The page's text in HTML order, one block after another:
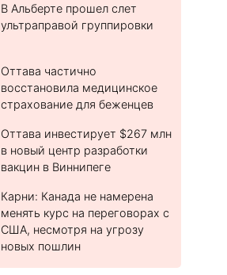
В Альберте прошел слет
ультраправой группировки
Оттава частично
восстановила медицинское
страхование для беженцев
Оттава инвестирует $267 млн
в новый центр разработки
вакцин в Виннипеге
Карни: Канада не намерена
менять курс на переговорах с
США, несмотря на угрозу
новых пошлин